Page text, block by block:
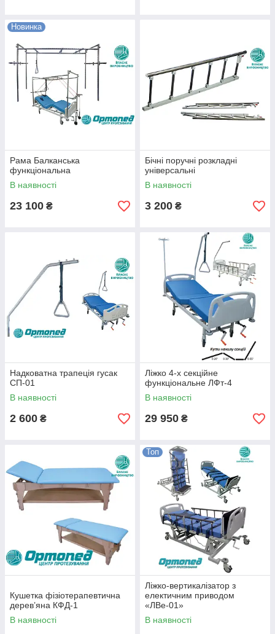
Новинка
Рама Балканська
функціональна
В наявності
23 100 ₴
Бічні поручні розкладні
універсальні
В наявності
3 200 ₴
Надковатна трапеція гусак
СП-01
В наявності
2 600 ₴
Ліжко 4-х секційне
функціональне ЛФт-4
В наявності
29 950 ₴
Кушетка фізіотерапевтична
дерев’яна КФД-1
В наявності
Топ
Ліжко-вертикалізатор з
електичним приводом
«ЛВе-01»
В наявності